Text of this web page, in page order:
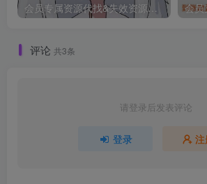
会员专属资源代找&失效资源反馈 会员
评论 共3条
请登录后发表评论
登录